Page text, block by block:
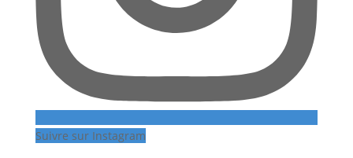
Suivre sur Instagram